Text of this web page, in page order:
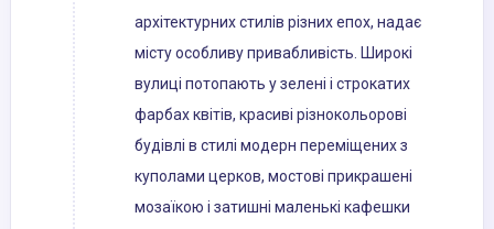
архітектурних стилів різних епох, надає
місту особливу привабливість. Широкі
вулиці потопають у зелені і строкатих
фарбах квітів, красиві різнокольорові
будівлі в стилі модерн переміщених з
куполами церков, мостові прикрашені
мозаїкою і затишні маленькі кафешки